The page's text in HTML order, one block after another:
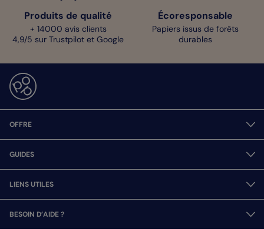
Produits de qualité
+ 14000 avis clients
4,9/5 sur Trustpilot et Google
Écoresponsable
Papiers issus de forêts
durables
OFFRE
GUIDES
LIENS UTILES
BESOIN D’AIDE ?